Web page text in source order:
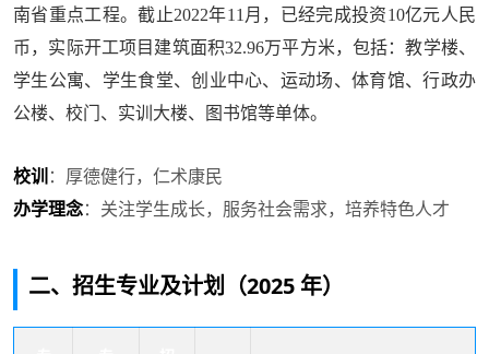
南省重点工程。截止2022年11月，已经完成投资10亿元人民
币，实际开工项目建筑面积32.96万平方米，包括：教学楼、
学生公寓、学生食堂、创业中心、运动场、体育馆、行政办
公楼、校门、实训大楼、图书馆等单体。
校训：厚德健行，仁术康民
办学理念：关注学生成长，服务社会需求，培养特色人才
二、招生专业及计划（2025 年）